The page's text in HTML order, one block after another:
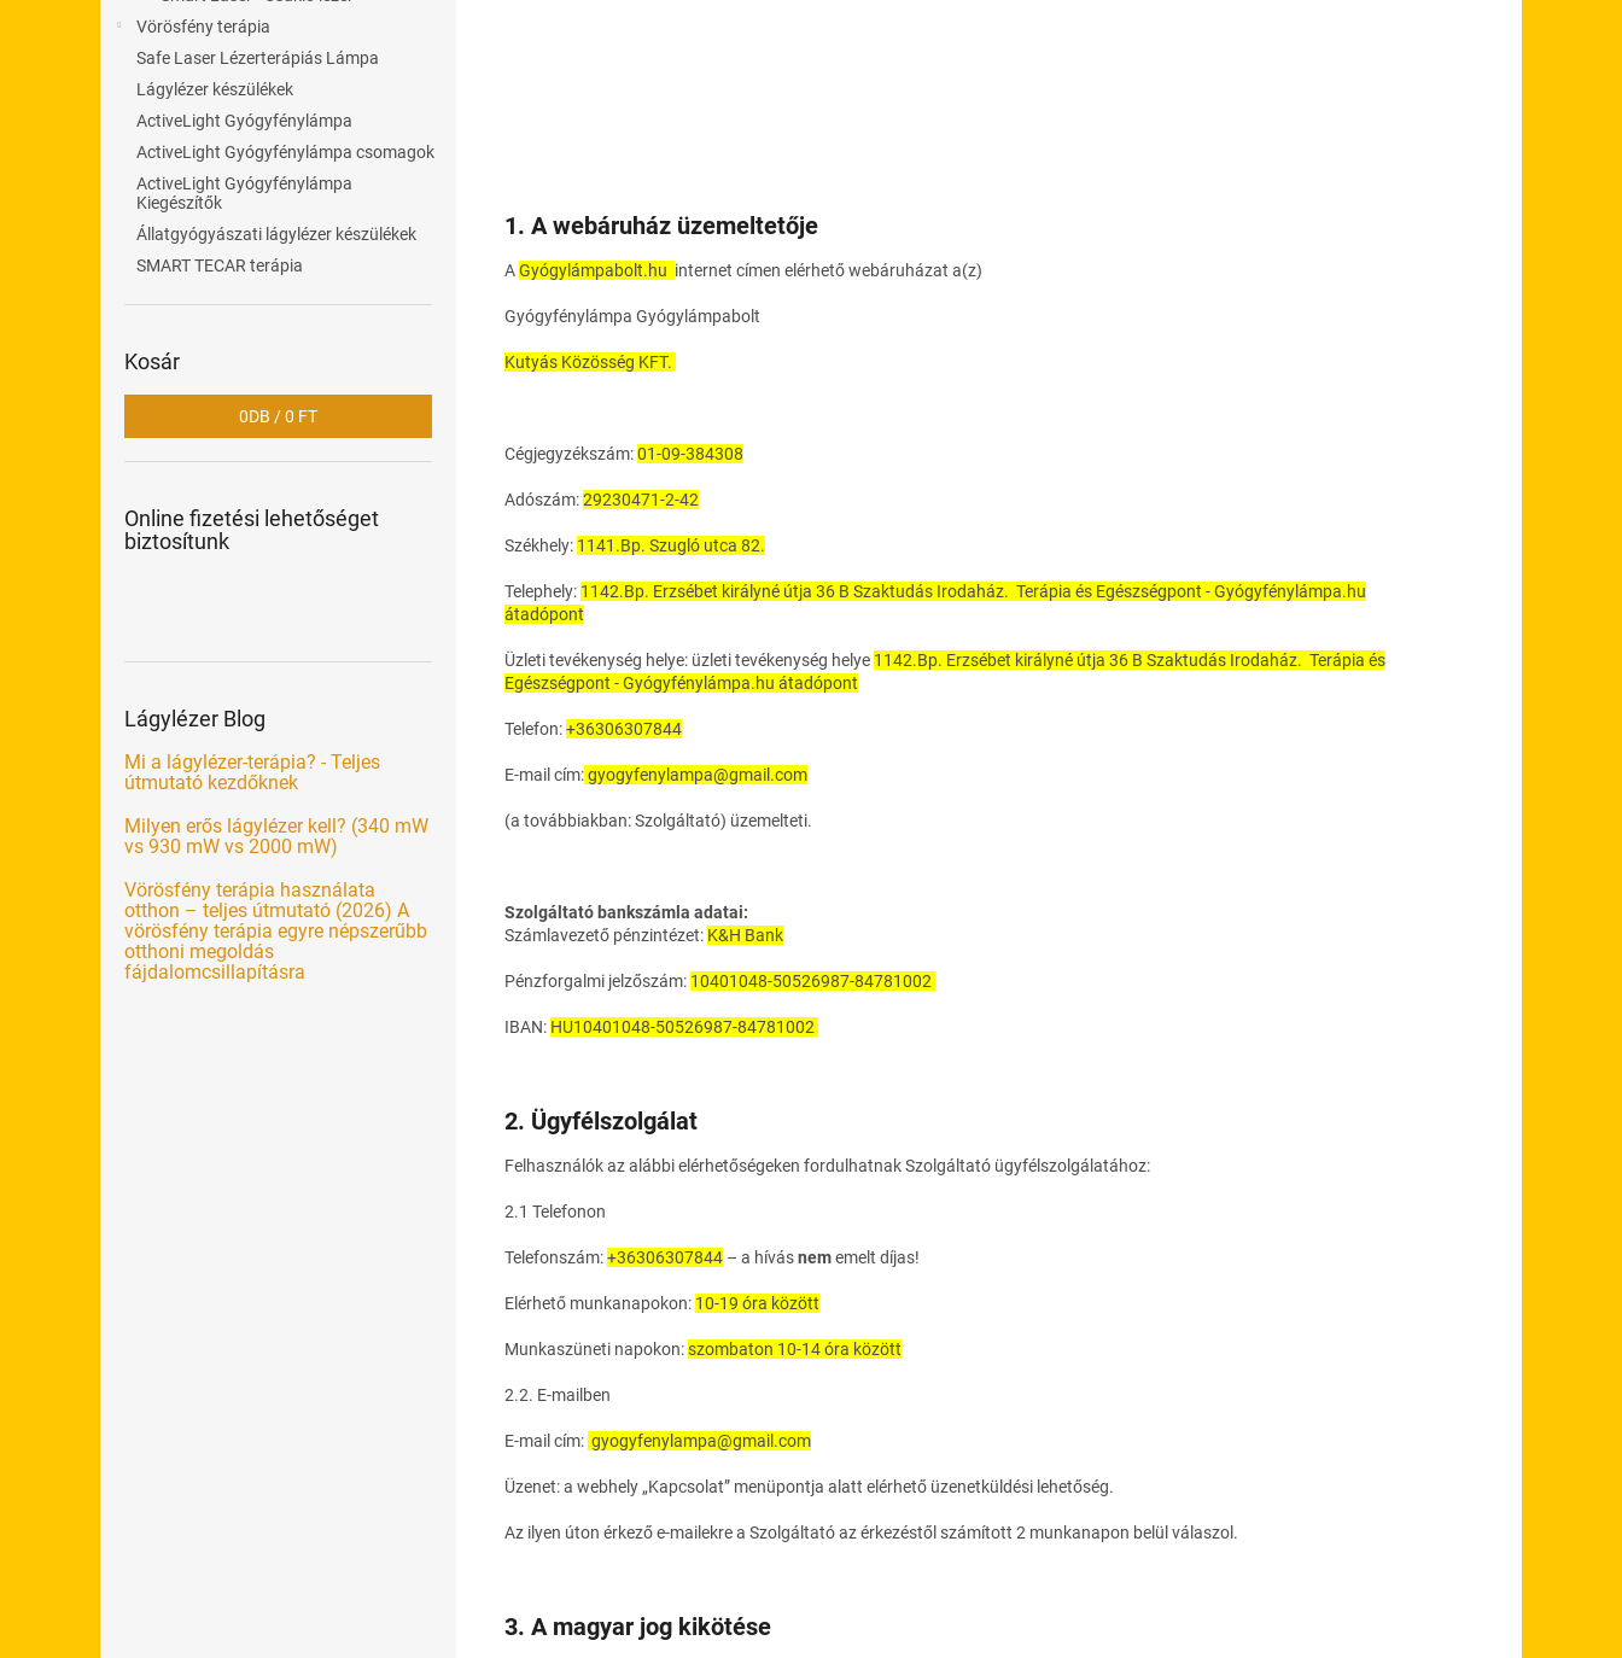
Vörösfény terápia
Safe Laser Lézerterápiás Lámpa
Lágylézer készülékek
ActiveLight Gyógyfénylámpa
ActiveLight Gyógyfénylámpa csomagok
ActiveLight Gyógyfénylámpa
Kiegészítők
Állatgyógyászati lágylézer készülékek
SMART TECAR terápia
Kosár
0DB /0 FT
Online fizetési lehetőséget
biztosítunk
Lágylézer Blog
Mi a lágylézer-terápia? - Teljes
útmutató kezdőknek
Milyen erős lágylézer kell? (340 mW
vs 930 mW vs 2000 mW)
Vörösfény terápia használata
otthon – teljes útmutató (2026) A
vörösfény terápia egyre népszerűbb
otthoni megoldás
fájdalomcsillapításra
1. A webáruház üzemeltetője
AGyógylámpabolt.hu internet címen elérhetőwebáruházat a(z)
Gyógyfénylámpa Gyógylámpabolt
Kutyás Közösség KFT.
Cégjegyzékszám:01-09-384308
Adószám:29230471-2-42
Székhely: 1141.Bp. Szugló utca 82.
Telephely: 1142.Bp. Erzsébet királyné útja 36 B Szaktudás Irodaház. Terápia és Egészségpont - Gyógyfénylámpa.hu
átadópont
Üzleti tevékenység helye: üzleti tevékenység helye 1142.Bp. Erzsébet királyné útja 36 B Szaktudás Irodaház. Terápia és
Egészségpont - Gyógyfénylámpa.hu átadópont
Telefon:+36306307844
E-mail cím:gyogyfenylampa@gmail.com
(a továbbiakban: Szolgáltató) üzemelteti.
Szolgáltató bankszámla adatai:
Számlavezető pénzintézet: K&H Bank
Pénzforgalmi jelzőszám: 10401048-50526987-84781002
IBAN: HU10401048-50526987-84781002
2. Ügyfélszolgálat
Felhasználók az alábbi elérhetőségeken fordulhatnak Szolgáltató ügyfélszolgálatához:
2.1 Telefonon
Telefonszám:+36306307844 – a hívásnememelt díjas!
Elérhető munkanapokon: 10-19 óra között
Munkaszüneti napokon: szombaton 10-14 óra között
2.2. E-mailben
E-mail cím: gyogyfenylampa@gmail.com
Üzenet: a webhely „Kapcsolat” menüpontja alatt elérhető üzenetküldési lehetőség.
Az ilyen úton érkező e-mailekre a Szolgáltató az érkezéstől számított 2 munkanapon belül válaszol.
3. A magyar jog kikötése